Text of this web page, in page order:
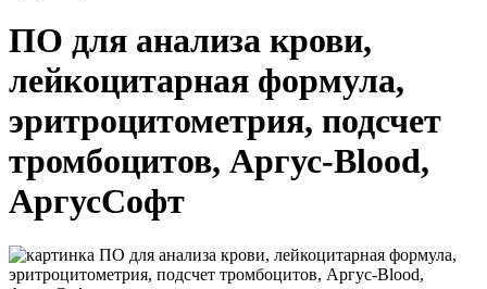
ПО для анализа крови,
лейкоцитарная формула,
эритроцитометрия, подсчет
тромбоцитов, Аргус-Blood,
АргусСофт